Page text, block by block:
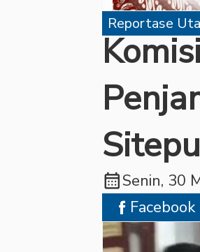
Reportase
Sitepu
calendar_monthSenin, 30
Facebook